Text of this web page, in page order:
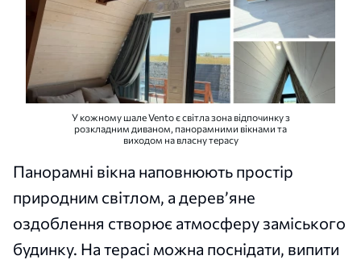
У кожному шале Vento є світла зона відпочинку з
розкладним диваном, панорамними вікнами та
виходом на власну терасу
Панорамні вікна наповнюють простір
природним світлом, а дерев’яне
оздоблення створює атмосферу заміського
будинку. На терасі можна поснідати, випити